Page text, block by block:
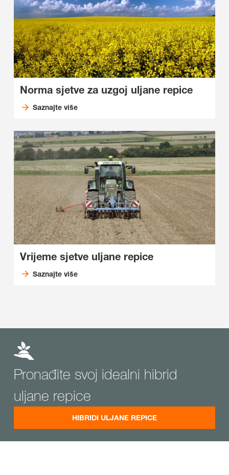
Norma sjetve za uzgoj uljane repice
Saznajte više
Vrijeme sjetve uljane repice
Saznajte više
Pronađite svoj idealni hibrid
uljane repice
HIBRIDI ULJANE REPICE